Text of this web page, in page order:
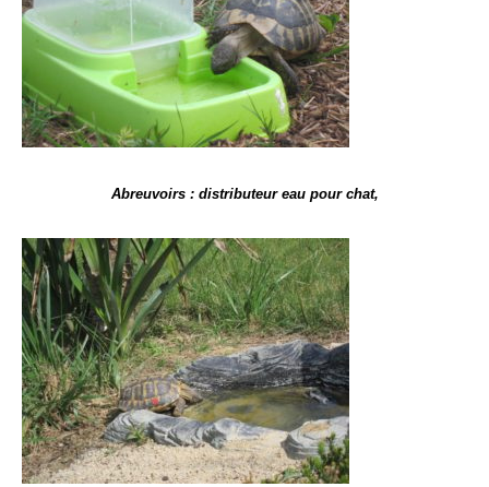
Abreuvoirs : distributeur eau pour chat,